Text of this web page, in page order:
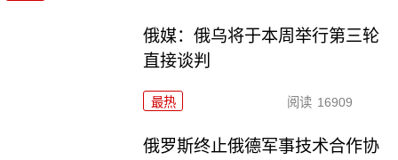
俄媒：俄乌将于本周举行第三轮
直接谈判
最热 阅读 16909
俄罗斯终止俄德军事技术合作协